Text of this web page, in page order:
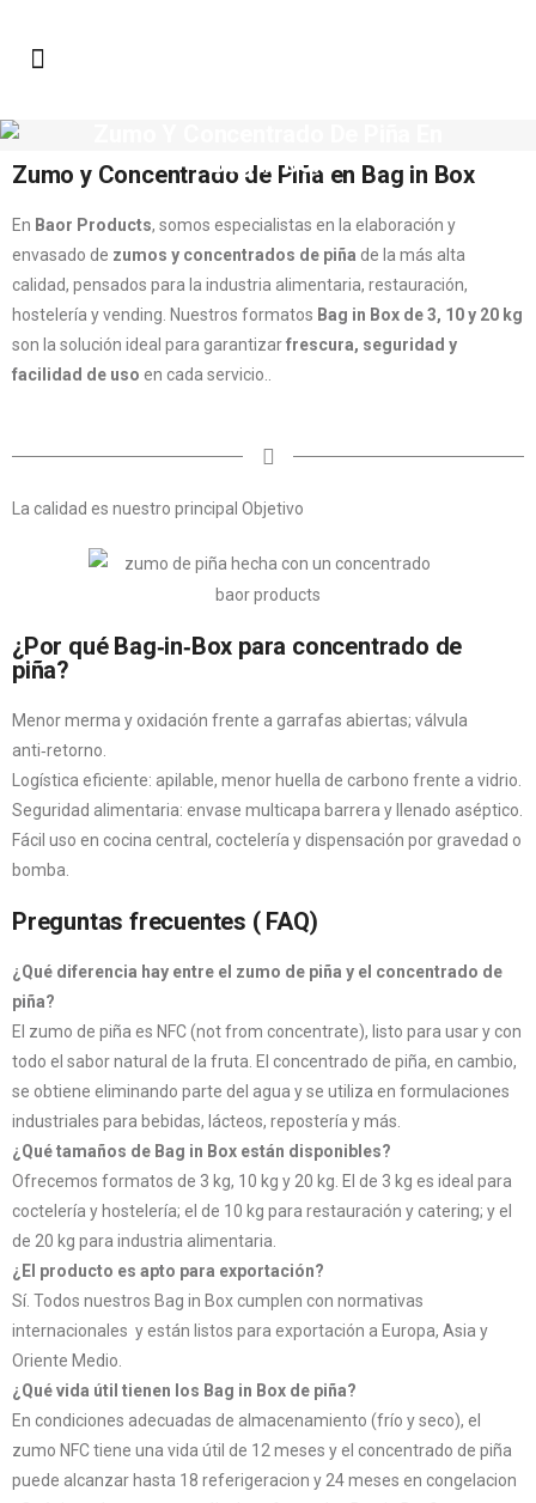
Bag In Box
Zumo y Concentrado de Piña en Bag in Box
En Baor Products, somos especialistas en la elaboración y
envasado de zumos y concentrados de piña de la más alta
calidad, pensados para la industria alimentaria, restauración,
hostelería y vending. Nuestros formatos Bag in Box de 3, 10 y 20 kg
son la solución ideal para garantizarfrescura, seguridad y
facilidad de uso en cada servicio..
La calidad es nuestro principal Objetivo
¿Por qué Bag‑in‑Box para concentrado de
piña?
Menor merma y oxidación frente a garrafas abiertas; válvula
anti‑retorno.
Logística eficiente: apilable, menor huella de carbono frente a vidrio.
Seguridad alimentaria: envase multicapa barrera y llenado aséptico.
Fácil uso en cocina central, coctelería y dispensación por gravedad o
bomba.
Preguntas frecuentes ( FAQ)
¿Qué diferencia hay entre el zumo de piña y el concentrado de
piña?
El zumo de piña es NFC (not from concentrate), listo para usar y con
todo el sabor natural de la fruta. El concentrado de piña, en cambio,
se obtiene eliminando parte del agua y se utiliza en formulaciones
industriales para bebidas, lácteos, repostería y más.
¿Qué tamaños de Bag in Box están disponibles?
Ofrecemos formatos de 3 kg, 10 kg y 20 kg. El de 3 kg es ideal para
coctelería y hostelería; el de 10 kg para restauración y catering; y el
de 20 kg para industria alimentaria.
¿El producto es apto para exportación?
Sí. Todos nuestros Bag in Box cumplen con normativas
internacionales y están listos para exportación a Europa, Asia y
Oriente Medio.
¿Qué vida útil tienen los Bag in Box de piña?
En condiciones adecuadas de almacenamiento (frío y seco), el
zumo NFC tiene una vida útil de 12 meses y el concentrado de piña
puede alcanzar hasta 18 referigeracion y 24 meses en congelacion